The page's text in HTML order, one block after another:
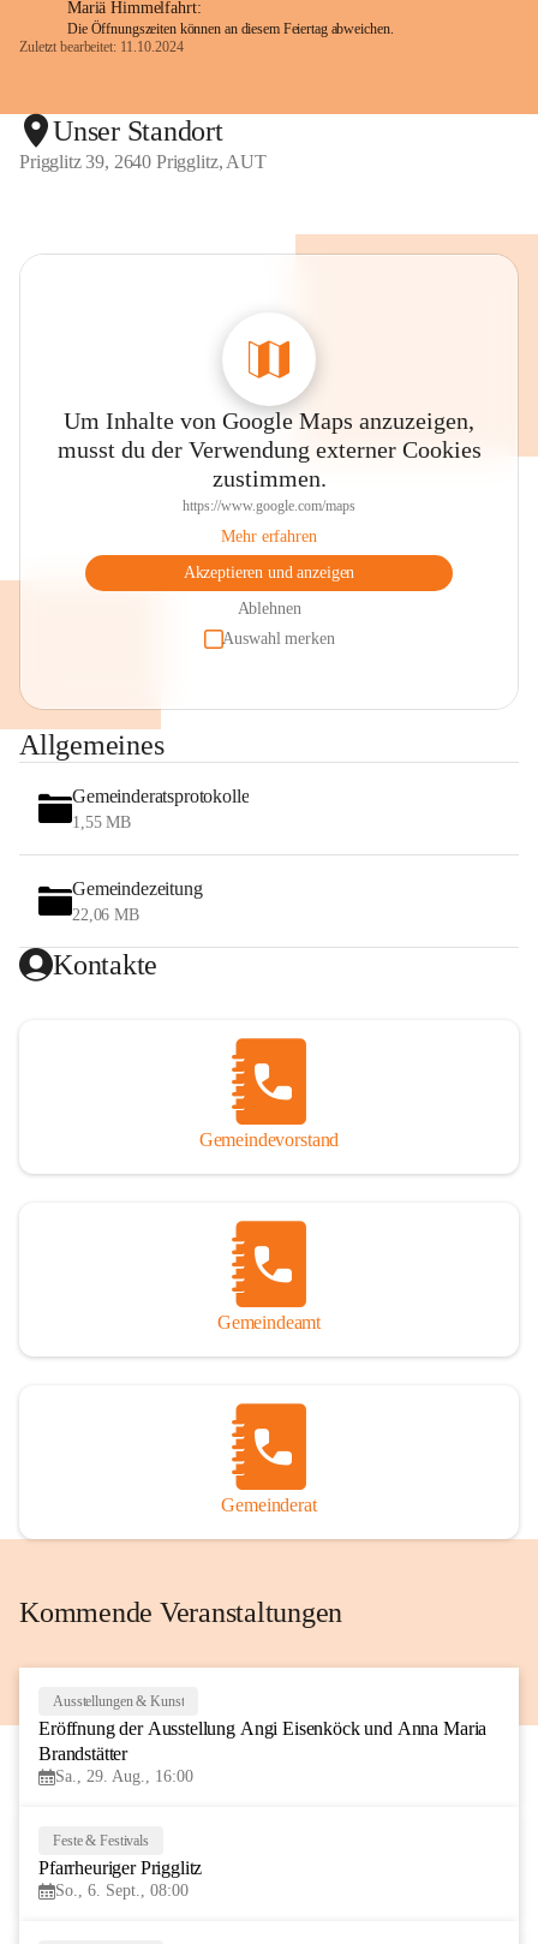
Mariä Himmelfahrt:
Die Öffnungszeiten können an diesem Feiertag abweichen.
Zuletzt bearbeitet: 11.10.2024
Unser Standort
Prigglitz 39, 2640 Prigglitz, AUT
Um Inhalte von Google Maps anzuzeigen,
musst du der Verwendung externer Cookies
zustimmen.
https://www.google.com/maps
Mehr erfahren
Akzeptieren und anzeigen
Ablehnen
Auswahl merken
Allgemeines
Gemeinderatsprotokolle
1,55 MB
Gemeindezeitung
22,06 MB
Kontakte
Gemeindevorstand
Gemeindeamt
Gemeinderat
Kommende Veranstaltungen
AUG
Ausstellungen & Kunst
Eröffnung der Ausstellung Angi Eisenköck und Anna Maria
Brandstätter
Sa., 29. Aug., 16:00
Feste & Festivals
Pfarrheuriger Prigglitz
So., 6. Sept., 08:00